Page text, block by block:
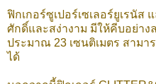
ฟิกเกอร์ซูเปอร์เซเลอร์ยูเรนัส
ศักดิ์และสง่างาม มีให้คีบอย่า
ประมาณ 23 เซนติเมตร สามา
ได้